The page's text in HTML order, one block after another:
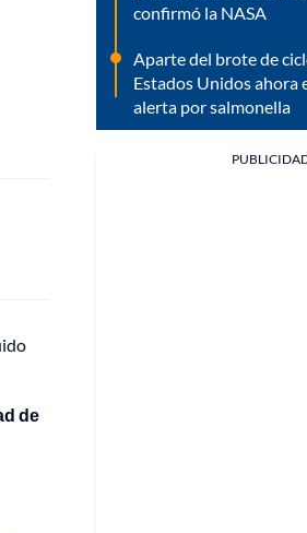
de
confirmó la NASA
Aparte del brote de
Estados Unidos ahora
alerta por salmonella